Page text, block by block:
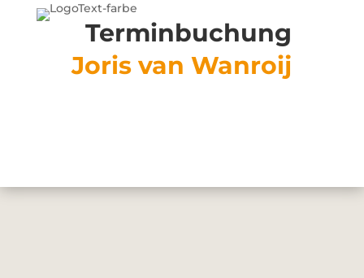
Terminbuchung
Joris van Wanroij